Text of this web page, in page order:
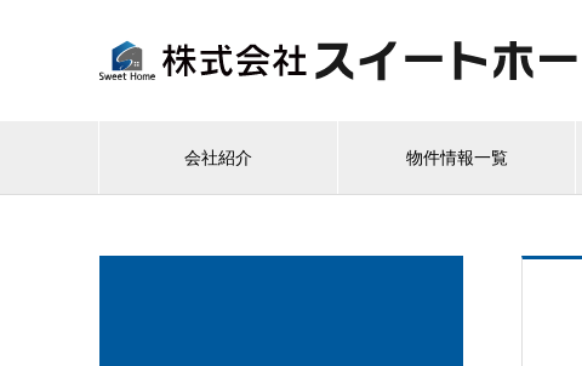
会社紹介 物件情報一覧